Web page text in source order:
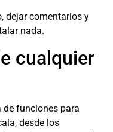
dejar comentarios y
nada.
cualquier
funciones para
desde los